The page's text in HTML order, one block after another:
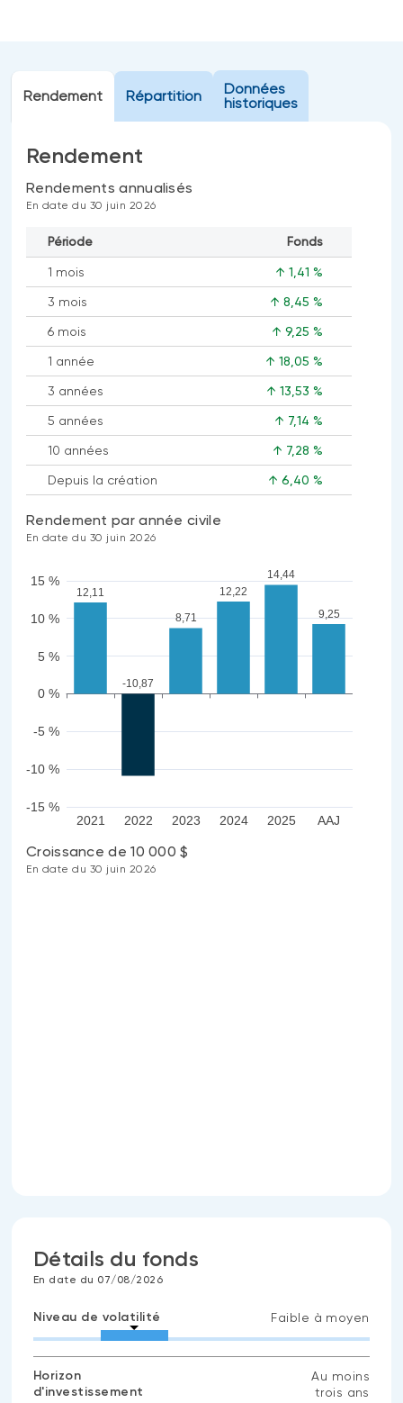
SOLUTIONS DE LIQUIDITÉ
CPG à taux fixe
Actions
Fonds équilibré
Marché monétaire
Revenu fixe
Alternatif
Énoncé politique de placement
(Portefeuilles Méritage)
Rendement Répartition
Données
historiques
Rendement
Rendements annualisés
En date du 30 juin 2026
Période Fonds
1 mois ↑ 1,41 %
3 mois ↑ 8,45 %
6 mois ↑ 9,25 %
1 année ↑ 18,05 %
3 années ↑ 13,53 %
5 années ↑ 7,14 %
10 années ↑ 7,28 %
Depuis la création ↑ 6,40 %
Rendement par année civile
En date du 30 juin 2026
-15 %
-10 %
-5 %
0 %
5 %
10 %
15 %
2021 2022 2023 2024 2025 AAJ
12,11
-10,87
8,71
12,22
14,44
9,25
Croissance de 10 000 $
En date du 30 juin 2026
Détails du fonds
En date du 07/08/2026
Niveau de volatilité Faible à moyen
Horizon
d'investissement
Au moins
trois ans